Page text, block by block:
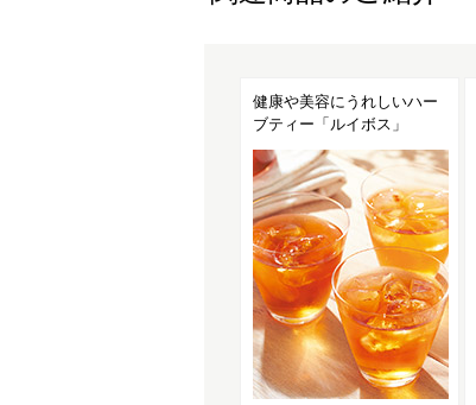
健康や美容にうれしいハー
ブティー「ルイボス」